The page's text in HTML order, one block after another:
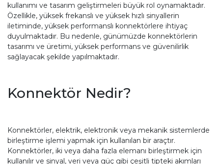
kullanımı ve tasarım geliştirmeleri büyük rol oynamaktadır.
Özellikle, yüksek frekanslı ve yüksek hızlı sinyallerin
iletiminde, yüksek performanslı konnektörlere ihtiyaç
duyulmaktadır. Bu nedenle, günümüzde konnektörlerin
tasarımı ve üretimi, yüksek performans ve güvenilirlik
sağlayacak şekilde yapılmaktadır.
Konnektör Nedir?
Konnektörler, elektrik, elektronik veya mekanik sistemlerde
birleştirme işlemi yapmak için kullanılan bir araçtır.
Konnektörler, iki veya daha fazla elemanı birleştirmek için
kullanılır ve sinyal, veri veya güç gibi çeşitli tipteki akımları